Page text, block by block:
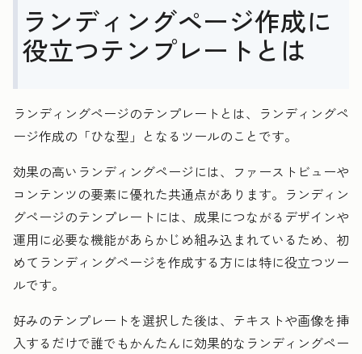
ランディングページ作成に
役立つテンプレートとは
ランディングページのテンプレートとは、ランディングペ
ージ作成の「ひな型」となるツールのことです。
効果の高いランディングページには、ファーストビューや
コンテンツの要素に優れた共通点があります。ランディン
グページのテンプレートには、成果につながるデザインや
運用に必要な機能があらかじめ組み込まれているため、初
めてランディングページを作成する方には特に役立つツー
ルです。
好みのテンプレートを選択した後は、テキストや画像を挿
入するだけで誰でもかんたんに効果的なランディングペー